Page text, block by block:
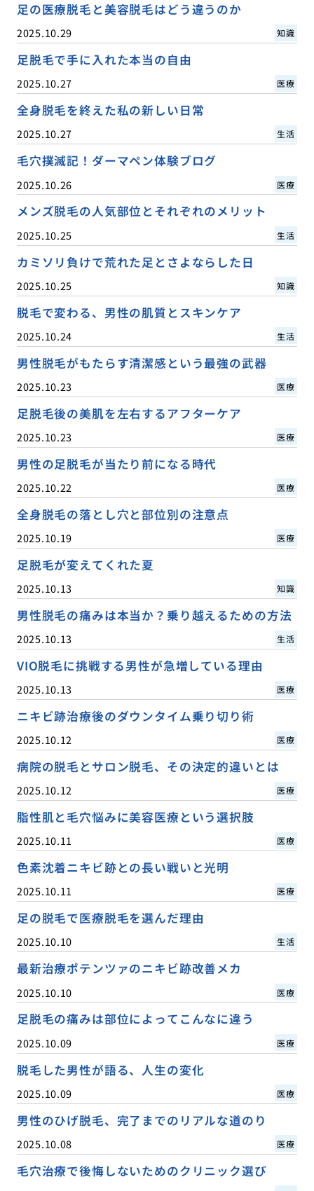
足の医療脱毛と美容脱毛はどう違うのか
2025.10.29 知識
足脱毛で手に入れた本当の自由
2025.10.27 医療
全身脱毛を終えた私の新しい日常
2025.10.27 生活
毛穴撲滅記！ダーマペン体験ブログ
2025.10.26 医療
メンズ脱毛の人気部位とそれぞれのメリット
2025.10.25 生活
カミソリ負けで荒れた足とさよならした日
2025.10.25 知識
脱毛で変わる、男性の肌質とスキンケア
2025.10.24 生活
男性脱毛がもたらす清潔感という最強の武器
2025.10.23 医療
足脱毛後の美肌を左右するアフターケア
2025.10.23 医療
男性の足脱毛が当たり前になる時代
2025.10.22 医療
全身脱毛の落とし穴と部位別の注意点
2025.10.19 医療
足脱毛が変えてくれた夏
2025.10.13 知識
男性脱毛の痛みは本当か？乗り越えるための方法
2025.10.13 生活
VIO脱毛に挑戦する男性が急増している理由
2025.10.13 医療
ニキビ跡治療後のダウンタイム乗り切り術
2025.10.12 医療
病院の脱毛とサロン脱毛、その決定的違いとは
2025.10.12 医療
脂性肌と毛穴悩みに美容医療という選択肢
2025.10.11 医療
色素沈着ニキビ跡との長い戦いと光明
2025.10.11 医療
足の脱毛で医療脱毛を選んだ理由
2025.10.10 生活
最新治療ポテンツァのニキビ跡改善メカ
2025.10.10 医療
足脱毛の痛みは部位によってこんなに違う
2025.10.09 医療
脱毛した男性が語る、人生の変化
2025.10.09 医療
男性のひげ脱毛、完了までのリアルな道のり
2025.10.08 医療
毛穴治療で後悔しないためのクリニック選び